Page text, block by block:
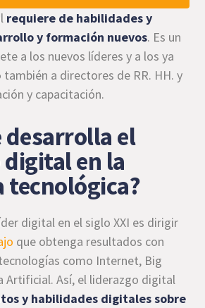
requiere de habilidades y
y formación nuevos. Es un
a los nuevos líderes y a los ya
a directores de RR. HH. y
y capacitación.
desarrolla el
en la
tecnológica?
digital en el siglo XXI es dirigir
que obtenga resultados con
como Internet, Big
Artificial. Así, el liderazgo digital
y habilidades digitales sobre